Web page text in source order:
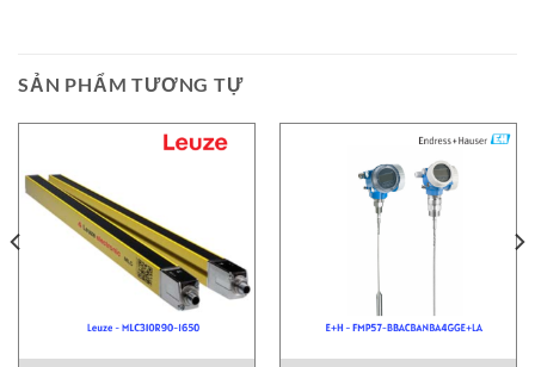
SẢN PHẨM TƯƠNG TỰ